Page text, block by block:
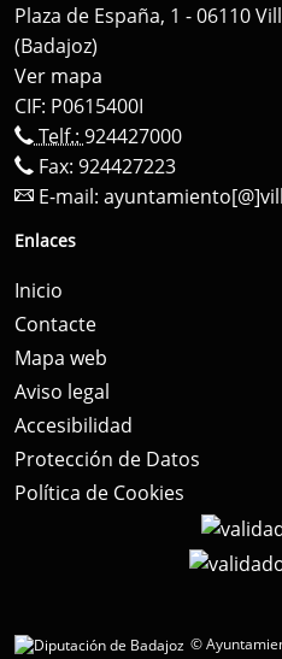
Plaza de España, 1 - 06110
(Badajoz)
Ver mapa
CIF: P0615400I
Telf.: 924427000
Fax: 924427223
E-mail:
Enlaces
Inicio
Contacte
Mapa web
Aviso legal
Accesibilidad
Protección de Datos
Política de Cookies
©